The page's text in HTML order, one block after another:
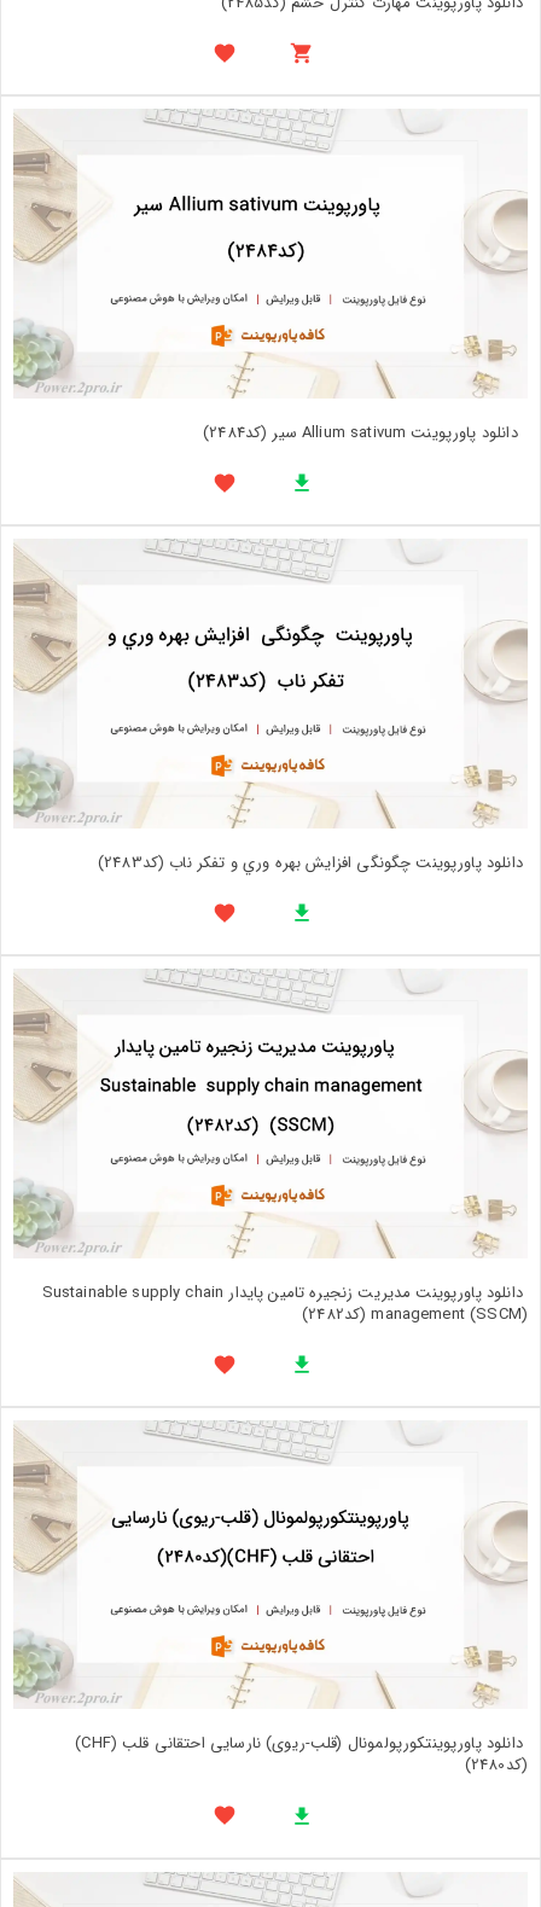
دانلود پاورپوینت Allium sativum سیر (کد2484)
دانلود پاورپوینت چگونگی افزايش بهره وري و تفکر ناب (کد2483)
دانلود پاورپوینت مديريت زنجيره تامين پايدار Sustainable supply chain
management (SSCM) (کد2482)
دانلود پاورپوینتکورپولمونال (قلب-ریوی) نارسایی احتقانی قلب (CHF)
(کد2480)